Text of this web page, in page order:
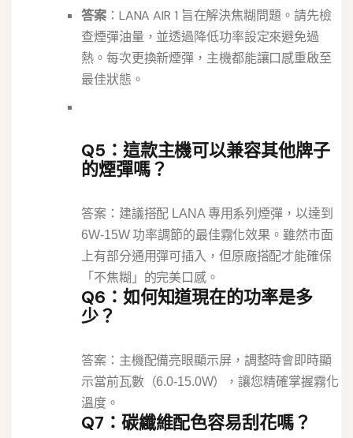
答案：LANA AIR 1 旨在解決焦糊問題。請先檢
查煙彈油量，並透過降低功率設定來避免過
熱。每次更換新煙彈，主機都能讓口感重啟至
最佳狀態。
Q5：這款主機可以兼容其他牌子
的煙彈嗎？
答案：建議搭配 LANA 專用系列煙彈，以達到
6W-15W 功率調節的最佳霧化效果。雖然市面
上有部分通用彈可插入，但原廠搭配才能確保
「不焦糊」的完美口感。
Q6：如何知道現在的功率是多
少？
答案：主機配備亮眼顯示屏，調整時會即時顯
示當前瓦數（6.0-15.0W），讓您精確掌握霧化
溫度。
Q7：碳纖維配色容易刮花嗎？